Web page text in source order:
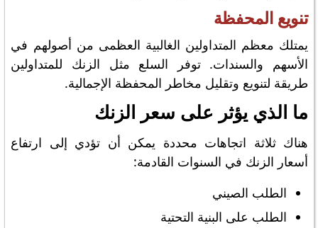
تنويع المحفظة
يمتلك معظم المتداولين الغالبية العظمى من أصولهم في
الأسهم والسندات. توفر السلع مثل الزنك للمتداولين
طريقة لتنويع وتقليل مخاطر المحفظة الإجمالية.
ما الذي يؤثر على سعر الزنك
هناك ثلاثة اتجاهات محددة يمكن أن تؤدي إلى ارتفاع
أسعار الزنك في السنوات القادمة:
الطلب الصيني
الطلب على البنية التحتية